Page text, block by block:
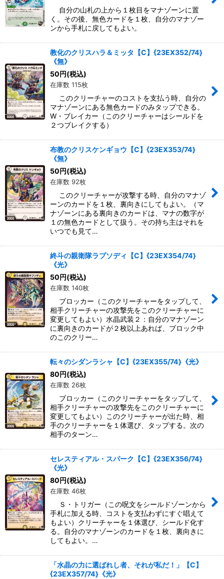
自分の山札の上から１枚目をマナゾーンに置
く。その後、無色カードを１枚、自分のマナゾー
ンから手札に戻してもよい。
教化のクリスハラ＆ミッタ【C】{23EX352/74}
《無》
50 円(税込)
在庫数 115枚
このクリーチャーのコストを支払う時、自分の
マナゾーンにある無色カードのみタップできる。
W・ブレイカー（このクリーチャーはシールドを
２つブレイクする）
布教のクリスケンギョウ【C】{23EX353/74}
《無》
50 円(税込)
在庫数 92枚
このクリーチャーが攻撃する時、自分のマナゾ
ーンのカードを１枚、裏向きにしてもよい。（マ
ナゾーンにある裏向きのカードは、マナの数字が
１の無色カードとして扱う。その持ち主はそれを
いつでも見て…
終斗の親衛隊ラプソディ【C】{23EX354/74}
《光》
50 円(税込)
在庫数 140枚
ブロッカー（このクリーチャーをタップして、
相手クリーチャーの攻撃先をこのクリーチャーに
変更してもよい）水晶武装２：自分のマナゾーン
に裏向きのカードが２枚以上あれば、ブロック中
のこのクリー…
転々のシダンラシャ【C】{23EX355/74}《光》
80 円(税込)
在庫数 26枚
ブロッカー（このクリーチャーをタップして、
相手クリーチャーの攻撃先をこのクリーチャーに
変更してもよい）このクリーチャーが出た時、相
手のクリーチャーを１体選び、タップする。次の
相手のターン…
セレスティアル・スパーク【C】{23EX356/74}
《光》
80 円(税込)
在庫数 46枚
Ｓ・トリガー（この呪文をシールドゾーンから
手札に加える時、コストを支払わずにすぐ唱えて
もよい）クリーチャーを１体選び、シールド化す
る。自分のマナゾーンのカードを１枚、裏向きに
してもよい。…
「水晶の力に選ばれし者、それが私だ！」【C】
{23EX357/74}《光》